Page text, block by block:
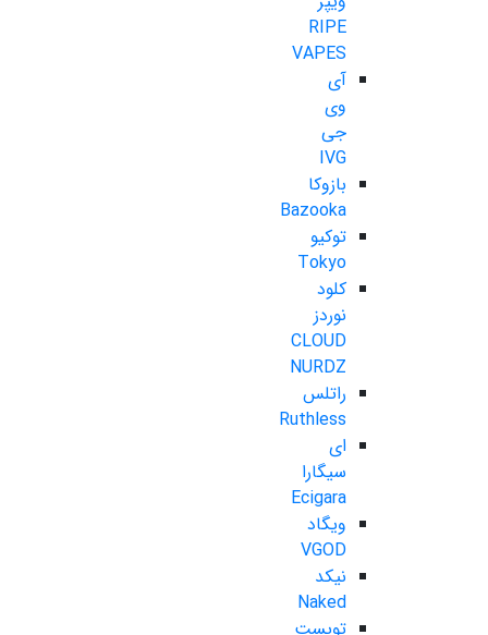
RIPE
VAPES
آی
وی
جی
IVG
بازوکا
Bazooka
توکیو
Tokyo
کلود
نوردز
CLOUD
NURDZ
راتلس
Ruthless
ای
سیگارا
Ecigara
ویگاد
VGOD
نیکد
Naked
تویست